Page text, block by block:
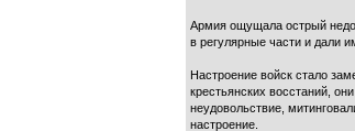
Армия ощущала острый
в регулярные части и дали
Настроение войск стало
крестьянских восстаний,
неудовольствие,
настроение.